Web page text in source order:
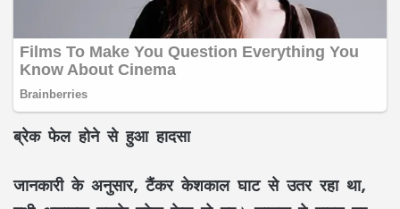
ब्रेक फेल होने से हुआ हादसा
जानकारी के अनुसार, टैंकर केशकाल घाट से उतर रहा था,